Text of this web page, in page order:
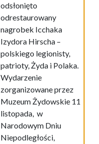
odsłonięto
odrestaurowany
nagrobek Icchaka
Izydora Hirscha –
polskiego legionisty,
patrioty, Żyda i Polaka.
Wydarzenie
zorganizowane przez
Muzeum Żydowskie 11
listopada, w
Narodowym Dniu
Niepodległości,